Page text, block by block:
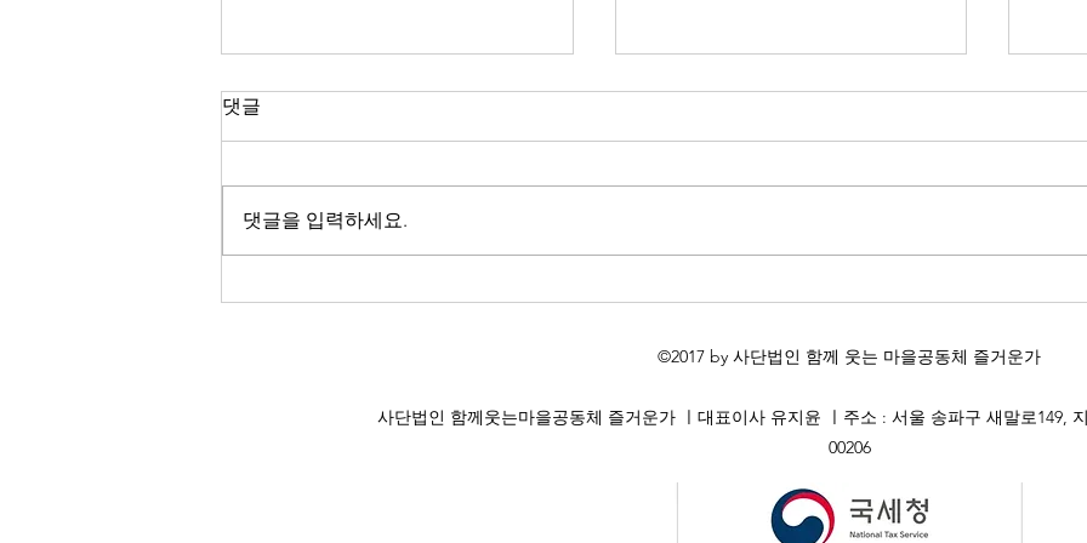
무지개빛이야기_2026 여름호
<단
댓글
댓글을 입력하세요.
©2017 by 사단법인 함께 웃는 마을공동체 즐거운가
사단법인 함께웃는마을공동체 즐거운가 ㅣ​대표이사 유지윤 ㅣ주소 : 서울 송파구 새말로149,
00206